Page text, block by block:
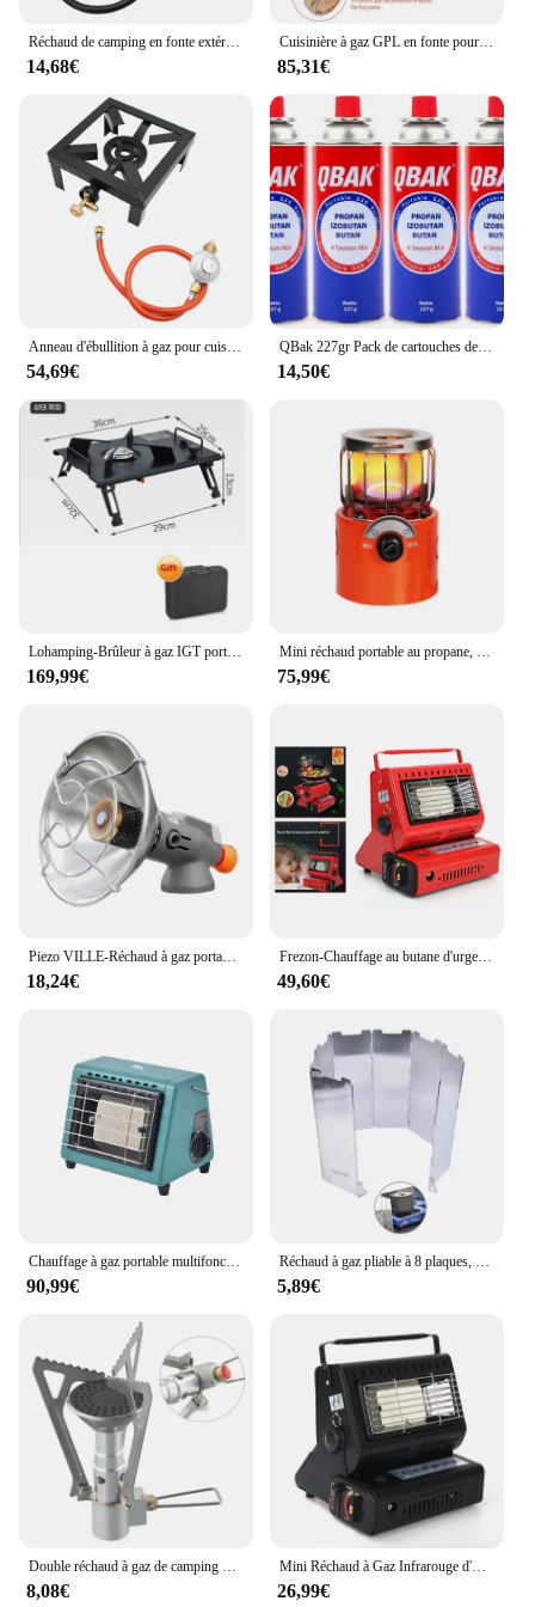
Réchaud de camping en fonte extérieur, Eva à gaz propane, soupape de réduction de pression, accessoires de cuisine, 1 PC
14,68€
Cuisinière à gaz GPL en fonte pour camping en plein air, Eva à propane unique, barbecue, portable, ultra léger, famille
85,31€
Anneau d'ébullition à gaz pour cuisinière extérieure, Eva en fonte, grand réchaud GPL, cadre en fer, réchaud de contrôle du feu portable, 8KW
54,69€
QBak 227gr Pack de cartouches de gaz propane butane portable compatible avec la cuisine portable, cuisinière, torche à souder, B-250 de camping
14,50€
169,99€ 75,99€
18,24€
Frezon-Chauffage au butane d'urgence pour camping en plein air, double source de chaleur cohérente, outils de survie, peut être utilisé pour les montres ou les tentes
49,60€
90,99€ 5,89€
8,08€
Mini Réchaud à Gaz Infrarouge d'Niket d'Extérieur, Propane Domestique Naturel
26,99€